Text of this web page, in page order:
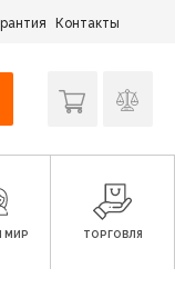
Контакты
МИР ТОРГОВЛЯ